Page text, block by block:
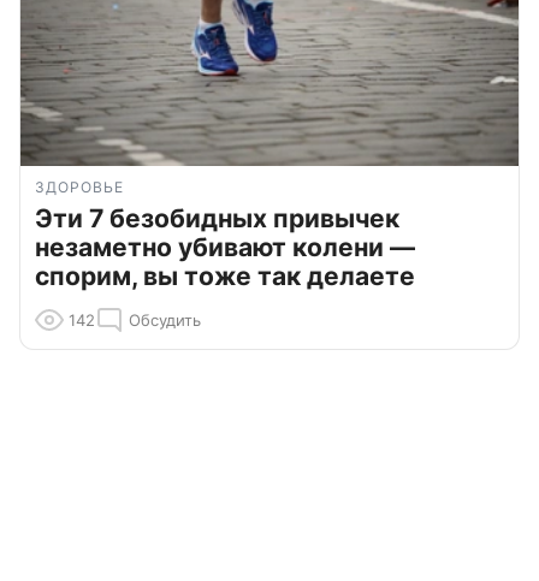
ЗДОРОВЬЕ
Эти 7 безобидных привычек
незаметно убивают колени —
спорим, вы тоже так делаете
142 Обсудить